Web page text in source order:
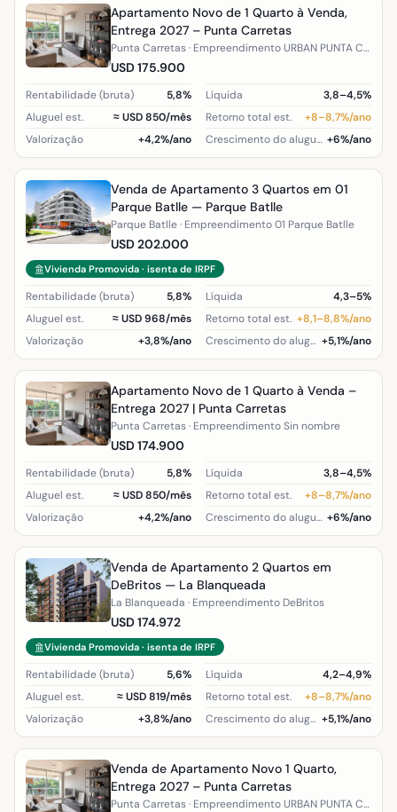
Apartamento Novo de 1 Quarto à Venda,
Entrega 2027 – Punta Carretas
Punta Carretas · Empreendimento URBAN PUNTA CARRETAS V
USD 175.900
Rentabilidade (bruta) 5,8% Líquida
3,8–4,5%
Aluguel est.
≈ USD 850/mês Retorno total est.
+8–8,7%/ano
Valorização
+4,2%/ano Crescimento do aluguel (região) +6%/ano
Venda de Apartamento 3 Quartos em 01
Parque Batlle — Parque Batlle
Parque Batlle · Empreendimento 01 Parque Batlle
USD 202.000
Vivienda Promovida · isenta de IRPF
Rentabilidade (bruta) 5,8% Líquida
4,3–5%
Aluguel est.
≈ USD 968/mês Retorno total est. +8,1–8,8%/ano
Valorização
+3,8%/ano Crescimento do aluguel (região) +5,1%/ano
Apartamento Novo de 1 Quarto à Venda –
Entrega 2027 | Punta Carretas
Punta Carretas · Empreendimento Sin nombre
USD 174.900
Rentabilidade (bruta) 5,8% Líquida
3,8–4,5%
Aluguel est.
≈ USD 850/mês Retorno total est.
+8–8,7%/ano
Valorização
+4,2%/ano Crescimento do aluguel (região) +6%/ano
Venda de Apartamento 2 Quartos em
DeBritos — La Blanqueada
La Blanqueada · Empreendimento DeBritos
USD 174.972
Vivienda Promovida · isenta de IRPF
Rentabilidade (bruta) 5,6% Líquida
4,2–4,9%
Aluguel est.
≈ USD 819/mês Retorno total est.
+8–8,7%/ano
Valorização
+3,8%/ano Crescimento do aluguel (região) +5,1%/ano
Venda de Apartamento Novo 1 Quarto,
Entrega 2027 – Punta Carretas
Punta Carretas · Empreendimento URBAN PUNTA CARRETAS V